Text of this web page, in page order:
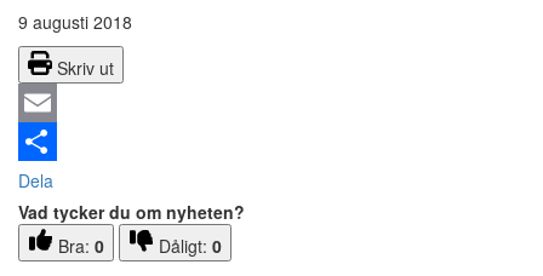
9 augusti 2018
Skriv ut
Email
Dela
Vad tycker du om nyheten?
Bra: 0 Dåligt: 0